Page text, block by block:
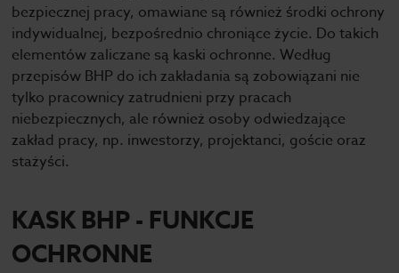
bezpiecznej pracy, omawiane są również środki ochrony
indywidualnej, bezpośrednio chroniące życie. Do takich
elementów zaliczane są kaski ochronne. Według
przepisów BHP do ich zakładania są zobowiązani nie
tylko pracownicy zatrudnieni przy pracach
niebezpiecznych, ale również osoby odwiedzające
zakład pracy, np. inwestorzy, projektanci, goście oraz
stażyści.
KASK BHP - FUNKCJE
OCHRONNE